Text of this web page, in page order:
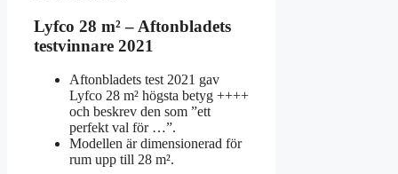
Lyfco 28 m² – Aftonbladets
testvinnare 2021
Aftonbladets test 2021 gav
Lyfco 28 m² högsta betyg ++++
och beskrev den som ”ett
perfekt val för …”.
Modellen är dimensionerad för
rum upp till 28 m².